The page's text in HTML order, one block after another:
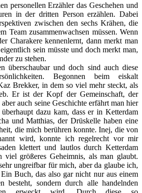
personellen Erzähler das Geschehen und
in der dritten Person erzählen. Dabei
zwischen den sechs Krähen, die
Team zusammenwachsen müssen. Wenn
Charakere kennenlernt, dann merkt man
sein müsste und doch merkt man,
zu stehen.
überschaubar und doch sind auch diese
Begonnen beim eiskalt
Brekker, in dem so viel mehr steckt, als
Er ist der Kopf der Gemeinschaft, der
auch seine Geschichte erfährt man hier
dazu kam, dass er in Ketterdam
und Matthias, der Drüskelle haben eine
die mich berühren konnte. Inej, die von
wird, konnte ich regelrecht vor mir
klettert und lautlos durch Ketterdam
viel größeres Geheimnis, als man glaubt.
ungreifbar für mich, aber da glaube ich,
Buch, das also gar nicht nur aus einem
besteht, sondern durch alle handelnden